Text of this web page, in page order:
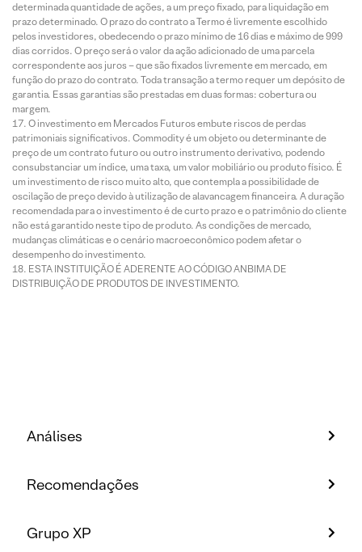
determinada quantidade de ações, a um preço fixado, para liquidação em
prazo determinado. O prazo do contrato a Termo é livremente escolhido
pelos investidores, obedecendo o prazo mínimo de 16 dias e máximo de 999
dias corridos. O preço será o valor da ação adicionado de uma parcela
correspondente aos juros – que são fixados livremente em mercado, em
função do prazo do contrato. Toda transação a termo requer um depósito de
garantia. Essas garantias são prestadas em duas formas: cobertura ou
margem.
O investimento em Mercados Futuros embute riscos de perdas
patrimoniais significativos. Commodity é um objeto ou determinante de
preço de um contrato futuro ou outro instrumento derivativo, podendo
consubstanciar um índice, uma taxa, um valor mobiliário ou produto físico. É
um investimento de risco muito alto, que contempla a possibilidade de
oscilação de preço devido à utilização de alavancagem financeira. A duração
recomendada para o investimento é de curto prazo e o patrimônio do cliente
não está garantido neste tipo de produto. As condições de mercado,
mudanças climáticas e o cenário macroeconômico podem afetar o
desempenho do investimento.
ESTA INSTITUIÇÃO É ADERENTE AO CÓDIGO ANBIMA DE
DISTRIBUIÇÃO DE PRODUTOS DE INVESTIMENTO.
Análises
Recomendações
Grupo XP